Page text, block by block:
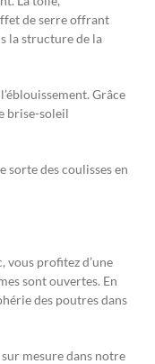
de serre offrant
la structure de la
Grâce
brise-soleil
sorte des coulisses en
vous profitez d’une
sont ouvertes. En
des poutres dans
mesure dans notre